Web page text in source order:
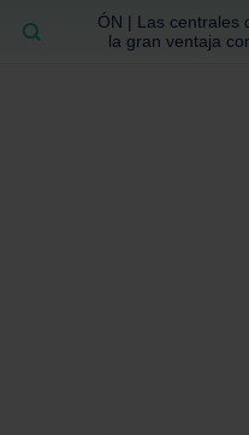
ÓN | Las centrales
la gran ventaja
BUSCAR